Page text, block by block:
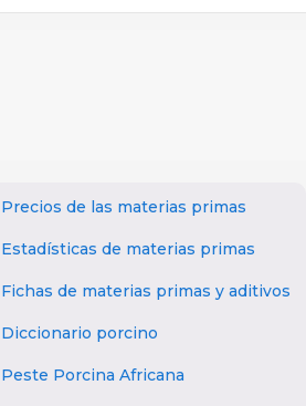
Precios de las materias primas
Estadísticas de materias primas
Fichas de materias primas y aditivos
Diccionario porcino
Peste Porcina Africana